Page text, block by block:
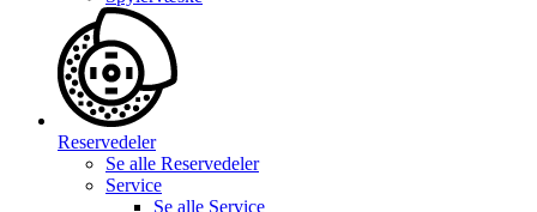
Reservedeler
Se alle Reservedeler
Service
Se alle Service